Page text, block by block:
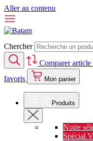
Aller au contenu
Chercher
Comparerarticle
favoris
Mon panier
Produits
Notre
Spécial